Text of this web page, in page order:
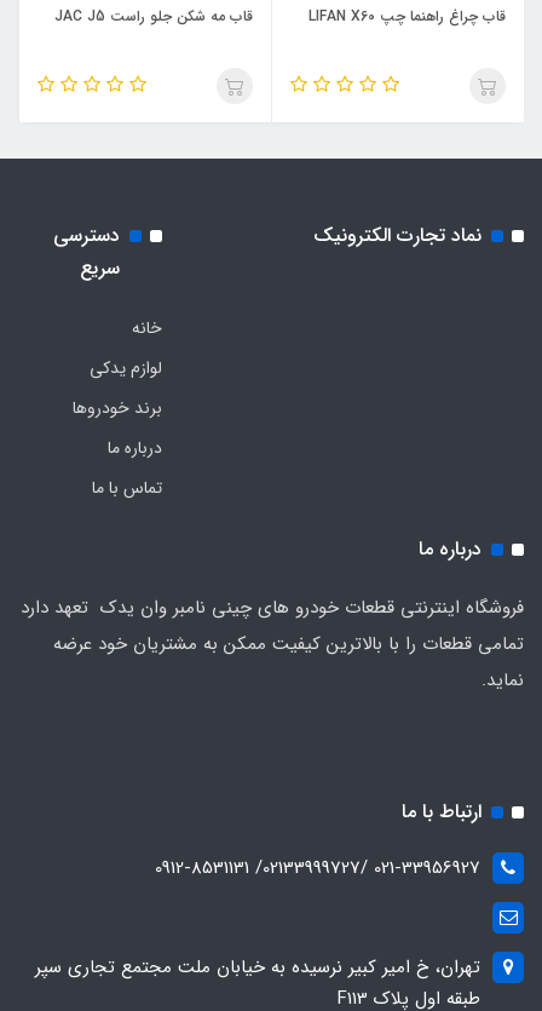
قاب چراغ راهنما چپ LIFAN X60 قاب مه شکن جلو راست JAC J5
نماد تجارت الکترونیک
دسترسی
سریع
خانه
لوازم یدکی
برند خودروها
درباره ما
تماس با ما
درباره ما
فروشگاه اینترنتی قطعات خودرو های چینی نامبر وان یدک تعهد دارد
تمامی قطعات را با بالاترین کیفیت ممکن به مشتریان خود عرضه
نماید.
ارتباط با ما
021-33956927 /02133999727/ 0912-8531131
تهران، خ امیر کبیر نرسیده به خیابان ملت مجتمع تجاری سپر
طبقه اول پلاک F113